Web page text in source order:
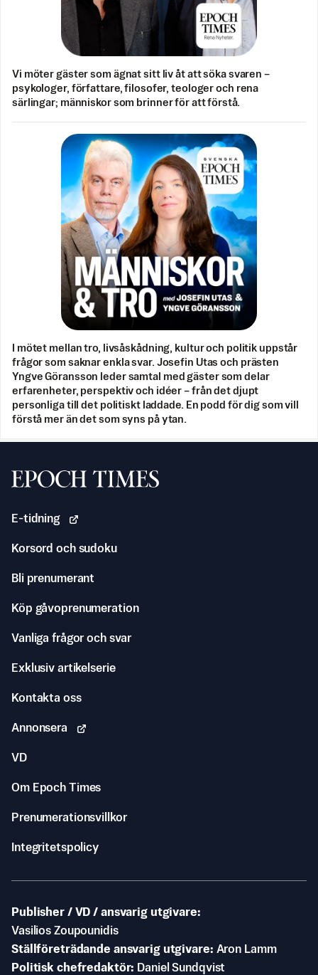
Vi möter gäster som ägnat sitt liv åt att söka svaren –
psykologer, författare, filosofer, teologer och rena
särlingar; människor som brinner för att förstå.
I mötet mellan tro, livsåskådning, kultur och politik uppstår
frågor som saknar enkla svar. Josefin Utas och prästen
Yngve Göransson leder samtal med gäster som delar
erfarenheter, perspektiv och idéer – från det djupt
personliga till det politiskt laddade. En podd för dig som vill
förstå mer än det som syns på ytan.
Svenska Epoch Times
E-tidning
Korsord och sudoku
Bli prenumerant
Köp gåvoprenumeration
Vanliga frågor och svar
Exklusiv artikelserie
Kontakta oss
Annonsera
VD
Om Epoch Times
Prenumerationsvillkor
Integritetspolicy
Publisher / VD / ansvarig utgivare
Vasilios Zoupounidis
Ställföreträdande ansvarig utgivare Aron Lamm
Politisk chefredaktör
Daniel Sundqvist